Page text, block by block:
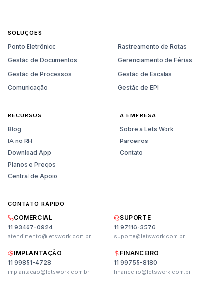
SOLUÇÕES
Ponto Eletrônico
Rastreamento de Rotas
Gestão de Documentos
Gerenciamento de Férias
Gestão de Processos
Gestão de Escalas
Comunicação
Gestão de EPI
RECURSOS
Blog
IA no RH
Download App
Planos e Preços
Central de Apoio
A EMPRESA
Sobre a Lets Work
Parceiros
Contato
CONTATO RÁPIDO
COMERCIAL
11 93467-0924
atendimento@letswork.com.br
SUPORTE
11 97116-3576
suporte@letswork.com.br
IMPLANTAÇÃO
11 99851-4728
implantacao@letswork.com.br
FINANCEIRO
11 99755-8180
financeiro@letswork.com.br
Vendas